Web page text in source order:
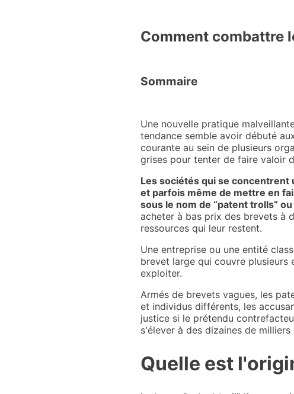
Comment combattre
Sommaire
Une nouvelle pratique
tendance semble avoir débuté
courante au sein de plusieurs
grises pour tenter de faire valoir
Les sociétés qui se
et parfois même de mettre en
sous le nom de “patent trolls”
acheter à bas prix des brevets à
ressources qui leur restent.
Une entreprise ou une entité
brevet large qui couvre plusieurs
exploiter.
Armés de brevets vagues, les
et individus différents, les
justice si le prétendu
s'élever à des dizaines de milliers
Quelle est